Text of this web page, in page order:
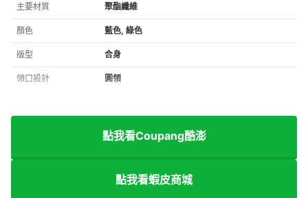
主要材質 聚酯纖維
顏色 藍色, 綠色
版型 合身
領口設計 圓領
點我看Coupang酷澎
點我看蝦皮商城